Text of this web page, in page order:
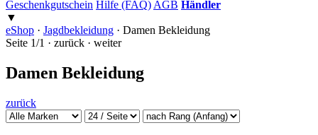
Geschenkgutschein Hilfe (FAQ) AGB Händler
▼
eShop · Jagdbekleidung · Damen Bekleidung
Seite 1/1 · zurück · weiter
Damen Bekleidung
zurück